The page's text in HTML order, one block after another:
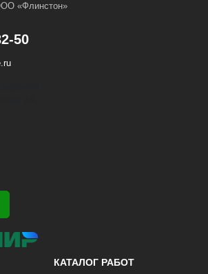
«Флинстон»
50
КАТАЛОГ РАБОТ